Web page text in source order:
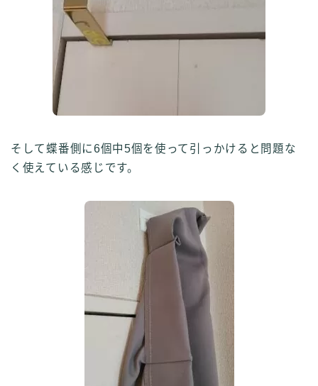
Follow Me ブログ更新の励みになります！
そして蝶番側に6個中5個を使って引っかけると問題な
く使えている感じです。